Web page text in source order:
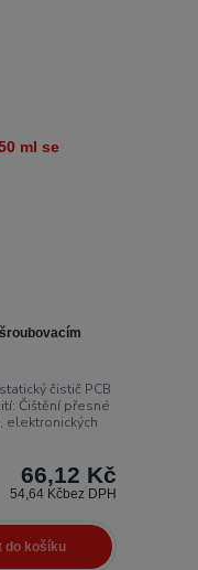
čistič PCB
Čištění přesné
elektronických
66,12 Kč
54,64 Kčbez DPH
do košíku